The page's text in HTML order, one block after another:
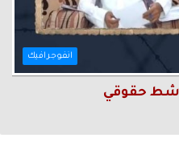
انفوجرافيك
حقوقي